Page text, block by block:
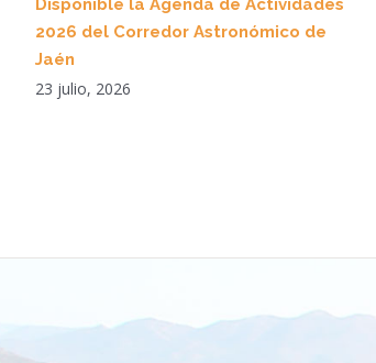
Disponible la Agenda de Actividades
2026 del Corredor Astronómico de
Jaén
23 julio, 2026